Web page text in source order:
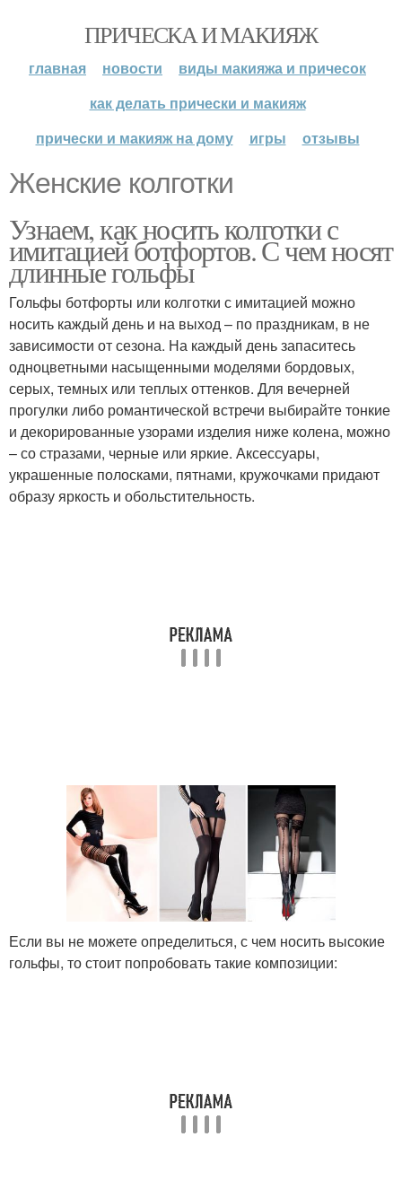
ПРИЧЕСКА И МАКИЯЖ
главная новости
виды макияжа и причесок
как делать прически и макияж
прически и макияж на дому
игры отзывы
Женские колготки
Узнаем, как носить колготки с
имитацией ботфортов. С чем носят
длинные гольфы
Гольфы ботфорты или колготки с имитацией можно
носить каждый день и на выход – по праздникам, в не
зависимости от сезона. На каждый день запаситесь
одноцветными насыщенными моделями бордовых,
серых, темных или теплых оттенков. Для вечерней
прогулки либо романтической встречи выбирайте тонкие
и декорированные узорами изделия ниже колена, можно
– со стразами, черные или яркие. Аксессуары,
украшенные полосками, пятнами, кружочками придают
образу яркость и обольстительность.
Если вы не можете определиться, с чем носить высокие
гольфы, то стоит попробовать такие композиции: